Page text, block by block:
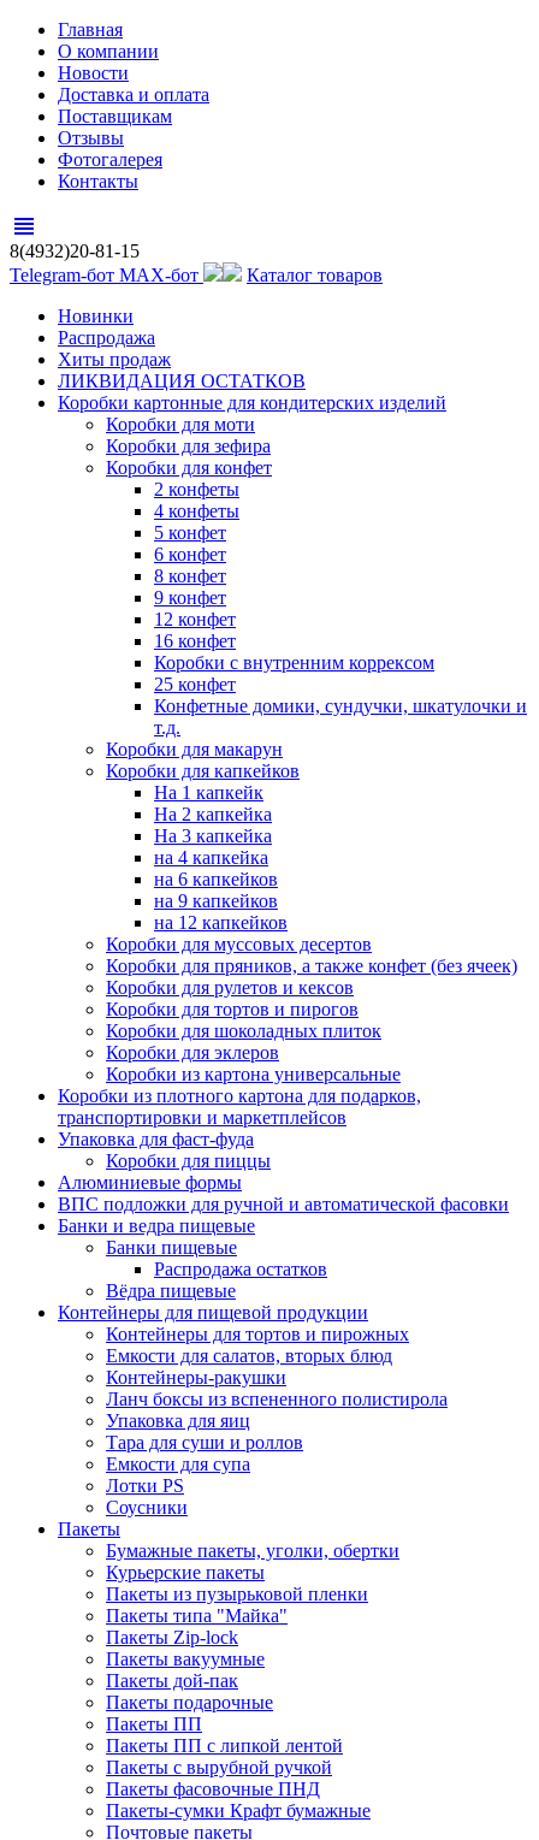
Главная
О компании
Новости
Доставка и оплата
Поставщикам
Отзывы
Фотогалерея
Контакты
view_headline
8(4932)20-81-15
Telegram-бот MAX-бот
Каталог товаров
Новинки
Распродажа
Хиты продаж
ЛИКВИДАЦИЯ ОСТАТКОВ
Коробки картонные для кондитерских изделий
Коробки для моти
Коробки для зефира
Коробки для конфет
2 конфеты
4 конфеты
5 конфет
6 конфет
8 конфет
9 конфет
12 конфет
16 конфет
Коробки с внутренним коррексом
25 конфет
Конфетные домики, сундучки, шкатулочки и
т.д.
Коробки для макарун
Коробки для капкейков
На 1 капкейк
На 2 капкейка
На 3 капкейка
на 4 капкейка
на 6 капкейков
на 9 капкейков
на 12 капкейков
Коробки для муссовых десертов
Коробки для пряников, а также конфет (без ячеек)
Коробки для рулетов и кексов
Коробки для тортов и пирогов
Коробки для шоколадных плиток
Коробки для эклеров
Коробки из картона универсальные
Коробки из плотного картона для подарков,
транспортировки и маркетплейсов
Упаковка для фаст-фуда
Коробки для пиццы
Алюминиевые формы
ВПС подложки для ручной и автоматической фасовки
Банки и ведра пищевые
Банки пищевые
Распродажа остатков
Вёдра пищевые
Контейнеры для пищевой продукции
Контейнеры для тортов и пирожных
Емкости для салатов, вторых блюд
Контейнеры-ракушки
Ланч боксы из вспененного полистирола
Упаковка для яиц
Тара для суши и роллов
Емкости для супа
Лотки PS
Соусники
Пакеты
Бумажные пакеты, уголки, обертки
Курьерские пакеты
Пакеты из пузырьковой пленки
Пакеты типа "Майка"
Пакеты Zip-lock
Пакеты вакуумные
Пакеты дой-пак
Пакеты подарочные
Пакеты ПП
Пакеты ПП с липкой лентой
Пакеты с вырубной ручкой
Пакеты фасовочные ПНД
Пакеты-сумки Крафт бумажные
Почтовые пакеты